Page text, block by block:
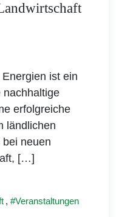
ist ein
nachhaltige
erfolgreiche
ländlichen
neuen
[…]
, Veranstaltungen